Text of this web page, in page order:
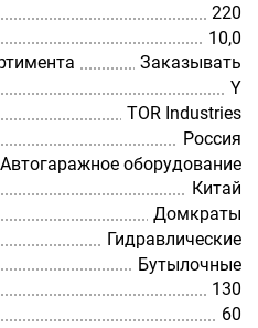
220
10,0
Заказывать
Y
TOR Industries
Россия
Автогаражное оборудование
Китай
Домкраты
Гидравлические
Бутылочные
130
60